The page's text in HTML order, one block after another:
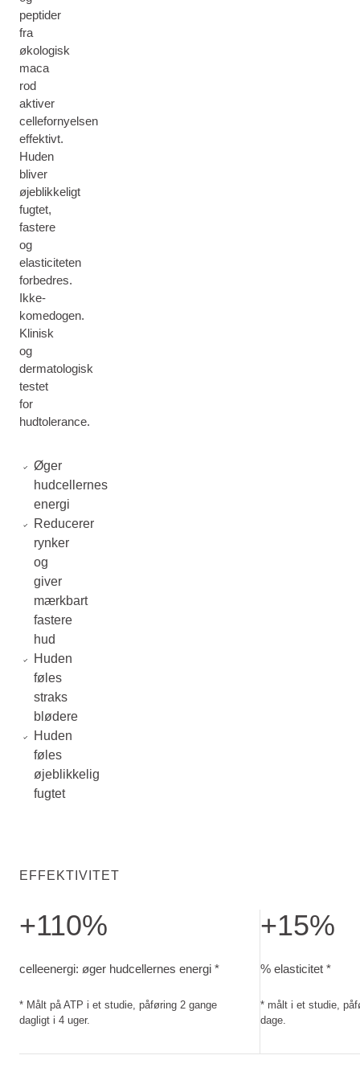
peptider
fra
økologisk
maca
rod
aktiver
cellefornyelsen
effektivt.
Huden
bliver
øjeblikkeligt
fugtet,
fastere
og
elasticiteten
forbedres.
Ikke-
komedogen.
Klinisk
og
dermatologisk
testet
for
hudtolerance.
Øger
hudcellernes
energi
Reducerer
rynker
og
giver
mærkbart
fastere
hud
Huden
føles
straks
blødere
Huden
føles
øjeblikkelig
fugtet
EFFEKTIVITET
+110%
celleenergi: øger hudcellernes energi *
* Målt på ATP i et studie, påføring 2 gange
dagligt i 4 uger.
+15%
% elasticitet *
* målt i et studie,
dage.